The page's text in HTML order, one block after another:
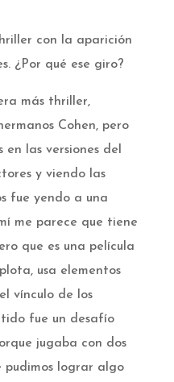
con la aparición
¿Por qué ese giro?
más thriller,
Cohen, pero
las versiones del
y viendo las
fue yendo a una
me parece que tiene
que es una película
usa elementos
vínculo de los
fue un desafío
jugaba con dos
pudimos lograr algo